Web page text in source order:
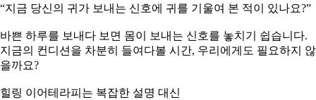
“지금 당신의 귀가 보내는 신호에 귀를 기울여 본 적이 있나요?”
바쁜 하루를 보내다 보면 몸이 보내는 신호를 놓치기 쉽습니다.
지금의 컨디션을 차분히 들여다볼 시간, 우리에게도 필요하지 않
을까요?
힐링 이어테라피는 복잡한 설명 대신